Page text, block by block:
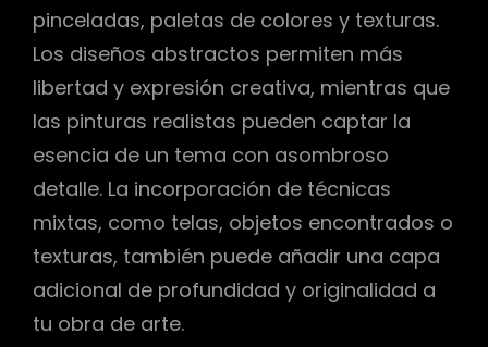
pinceladas, paletas de colores y texturas.
Los diseños abstractos permiten más
libertad y expresión creativa, mientras que
las pinturas realistas pueden captar la
esencia de un tema con asombroso
detalle. La incorporación de técnicas
mixtas, como telas, objetos encontrados o
texturas, también puede añadir una capa
adicional de profundidad y originalidad a
tu obra de arte.